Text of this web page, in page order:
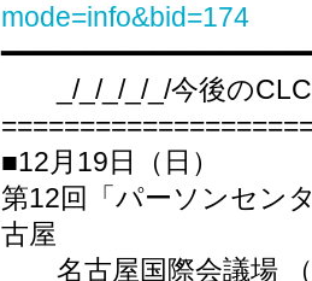
mode=info&bid=174
_/_/_/_/_/今後のCLC
■12月19日（日）
第12回「パーソンセン
古屋
名古屋国際会議場 （